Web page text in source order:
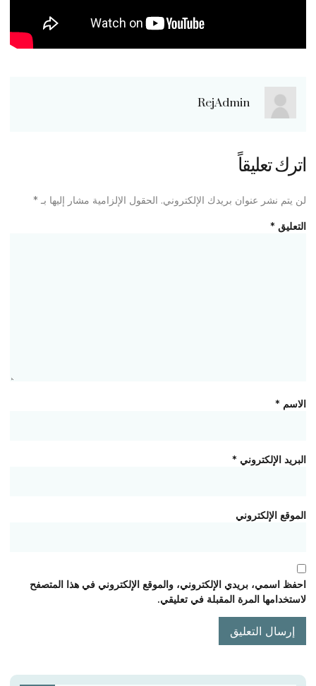
RejAdmin
اترك تعليقاً
لن يتم نشر عنوان بريدك الإلكتروني. الحقول الإلزامية مشار إليها بـ *
التعليق *
الاسم *
البريد الإلكتروني *
الموقع الإلكتروني
احفظ اسمي، بريدي الإلكتروني، والموقع الإلكتروني في هذا المتصفح
لاستخدامها المرة المقبلة في تعليقي.